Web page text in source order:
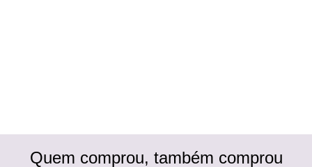
Quem comprou, também comprou